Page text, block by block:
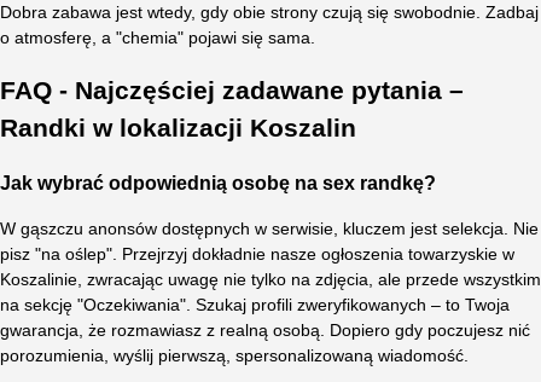
Dobra zabawa jest wtedy, gdy obie strony czują się swobodnie. Zadbaj
o atmosferę, a "chemia" pojawi się sama.
FAQ - Najczęściej zadawane pytania –
Randki w lokalizacji Koszalin
Jak wybrać odpowiednią osobę na sex randkę?
W gąszczu anonsów dostępnych w serwisie, kluczem jest selekcja. Nie
pisz "na oślep". Przejrzyj dokładnie nasze ogłoszenia towarzyskie w
Koszalinie, zwracając uwagę nie tylko na zdjęcia, ale przede wszystkim
na sekcję "Oczekiwania". Szukaj profili zweryfikowanych – to Twoja
gwarancja, że rozmawiasz z realną osobą. Dopiero gdy poczujesz nić
porozumienia, wyślij pierwszą, spersonalizowaną wiadomość.